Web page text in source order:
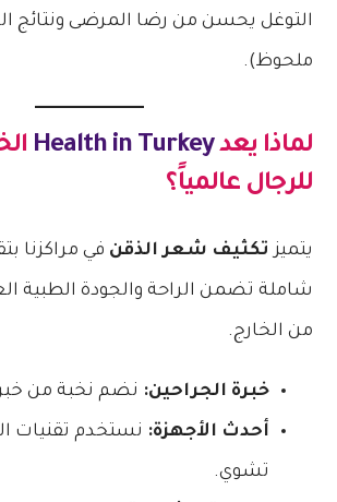
التوغل يحسن من رضا المرضى ونتائج
ملحوظ).
لماذا يعدHealth in Turkey
للرجال عالمياً؟
يتميز تكثيف شعر الذقن في مراكزنا
شاملة تضمن الراحة والجودة الطبية
من الخارج.
خبرة الجراحين: نضم نخبة من
أحدث الأجهزة: نستخدم تقنيات
تشوي.